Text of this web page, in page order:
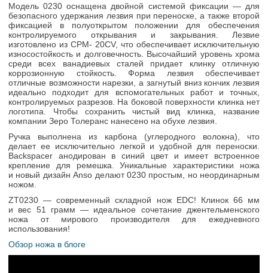
Модель 0230 оснащена двойной системой фиксации — для
безопасного удержания лезвия при переноске, а также второй
фиксацией в полуоткрытом положении для обеспечения
контролируемого открывания и закрывания. Лезвие
изготовлено из CPM- 20CV, что обеспечивает исключительную
износостойкость и долговечность. Высочайший уровень хрома
среди всех ванадиевых сталей придает клинку отличную
коррозионную стойкость. Форма лезвия обеспечивает
отличные возможности нарезки, а загнутый вниз кончик лезвия
идеально подходит для вспомогательных работ и точных,
контролируемых разрезов. На боковой поверхности клинка нет
логотипа. Чтобы сохранить чистый вид клинка, название
компании Зеро Толеранс нанесено на обухе лезвия.
Ручка выполнена из карбона (углеродного волокна), что
делает ее исключительно легкой и удобной для переноски.
Backspacer анодирован в синий цвет и имеет встроенное
крепление для ремешка. Уникальные характеристики ножа
и новый дизайн Anso делают 0230 простым, но неординарным
ножом.
ZT0230 — cовременный складной нож EDC! Клинок 66 мм
и вес 51 грамм — идеальное сочетание джентельменского
ножа от мирового производителя для ежедневного
использования!
Обзор ножа в блоге